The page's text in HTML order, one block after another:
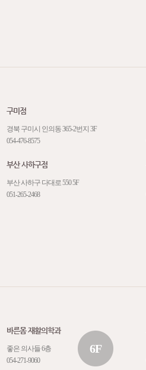
구미점
경북 구미시 인의동 365-2번지 3F
054-476-8575
부산 사하구점
부산 사하구 다대로 550 5F
051-265-2468
바른몸 재활의학과
좋은 의사들 6층
054-271-9060
6F